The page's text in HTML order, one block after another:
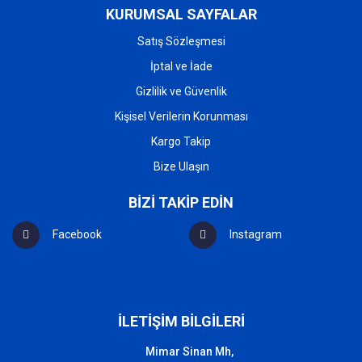
KURUMSAL SAYFALAR
Satış Sözleşmesi
İptal ve İade
Gizlilik ve Güvenlik
Kişisel Verilerin Korunması
Kargo Takip
Bize Ulaşın
BİZİ TAKİP EDİN
Facebook Instagram
İLETİŞİM BİLGİLERİ
Mimar Sinan Mh,